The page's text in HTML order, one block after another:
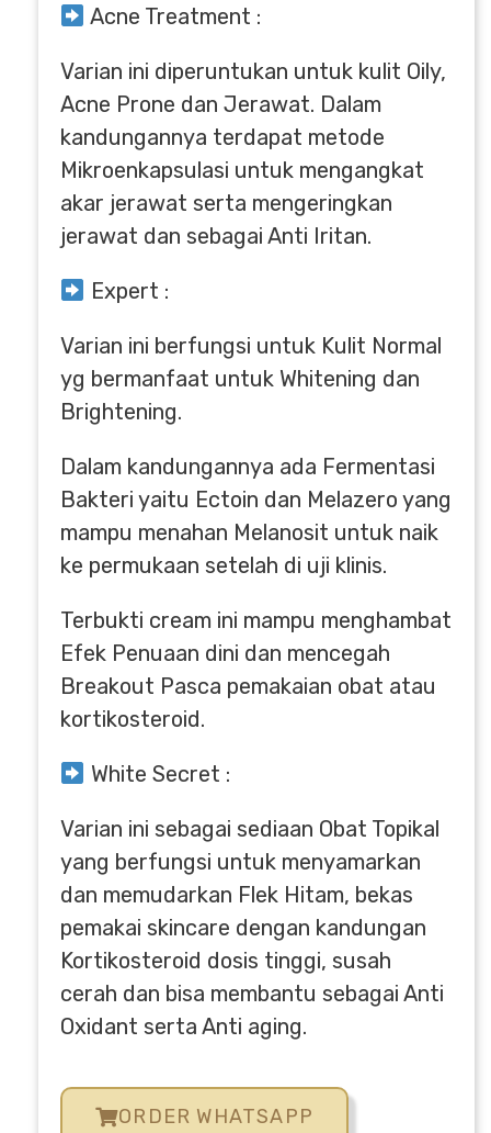
Acne Treatment :
Varian ini diperuntukan untuk kulit Oily,
Acne Prone dan Jerawat. Dalam
kandungannya terdapat metode
Mikroenkapsulasi untuk mengangkat
akar jerawat serta mengeringkan
jerawat dan sebagai Anti Iritan.
Expert :
Varian ini berfungsi untuk Kulit Normal
yg bermanfaat untuk Whitening dan
Brightening.
Dalam kandungannya ada Fermentasi
Bakteri yaitu Ectoin dan Melazero yang
mampu menahan Melanosit untuk naik
ke permukaan setelah di uji klinis.
Terbukti cream ini mampu menghambat
Efek Penuaan dini dan mencegah
Breakout Pasca pemakaian obat atau
kortikosteroid.
White Secret :
Varian ini sebagai sediaan Obat Topikal
yang berfungsi untuk menyamarkan
dan memudarkan Flek Hitam, bekas
pemakai skincare dengan kandungan
Kortikosteroid dosis tinggi, susah
cerah dan bisa membantu sebagai Anti
Oxidant serta Anti aging.
ORDER WHATSAPP